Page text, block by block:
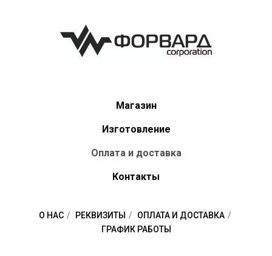
Магазин
Изготовление
Оплата и доставка
Контакты
О НАС / РЕКВИЗИТЫ / ОПЛАТА И ДОСТАВКА /
ГРАФИК РАБОТЫ